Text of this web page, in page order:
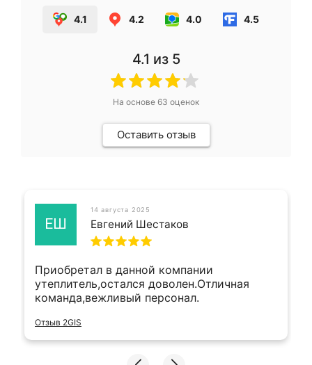
4.1 4.2 4.0 4.5
4.1 из 5
На основе 63 оценок
Оставить отзыв
ЕШ
14 августа 2025
Евгений Шестаков
Приобретал в данной компании
утеплитель,остался доволен.Отличная
команда,вежливый персонал.
Отзыв 2GIS